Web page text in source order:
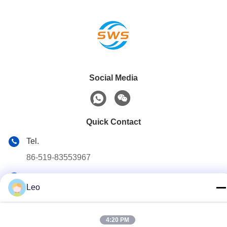
Social Media
Quick Contact
Tel.
86-519-83553967
Leo@service-js.com
Hoogtechnologisch industriepark zone Wujin, Changzhou,
Leo
4:20 PM